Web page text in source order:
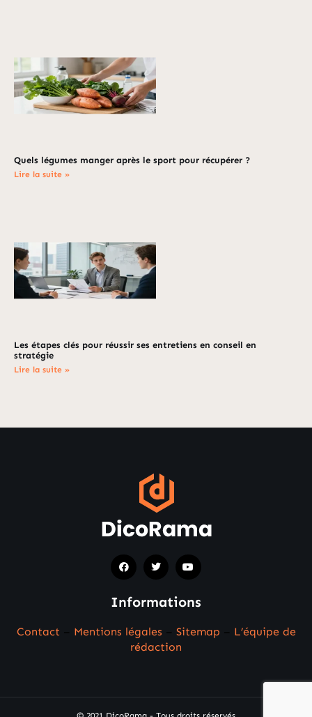
Quels légumes manger après le sport pour récupérer ?
Lire la suite »
Les étapes clés pour réussir ses entretiens en conseil en
stratégie
Lire la suite »
Informations
Contact Mentions légales Sitemap
L’équipe de
rédaction